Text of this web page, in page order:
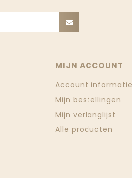
MIJN ACCOUNT
Account informatie
Mijn bestellingen
Mijn verlanglijst
Alle producten